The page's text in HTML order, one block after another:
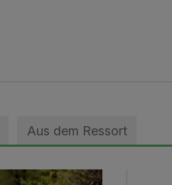
Aus dem Ressort